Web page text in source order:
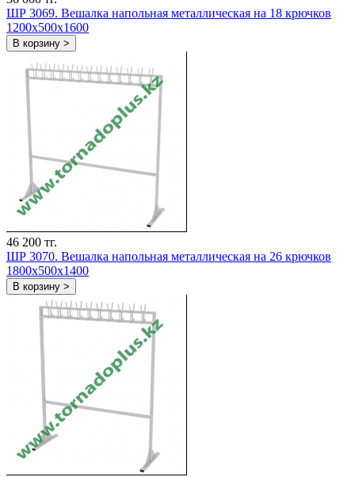
ШР 3069. Вешалка напольная металлическая на 18 крючков
1200х500х1600
В корзину >
46 200 тг.
ШР 3070. Вешалка напольная металлическая на 26 крючков
1800х500х1400
В корзину >